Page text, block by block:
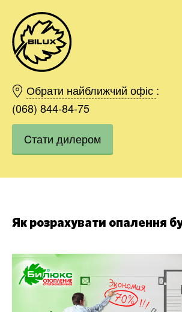
Обрати найближчий офіс :
(068) 844-84-75
Cтати дилером
Як розрахувати опалення
Київ
Харків
Одесса
Дніпро
Івано-Франківськ
Область
Замовити